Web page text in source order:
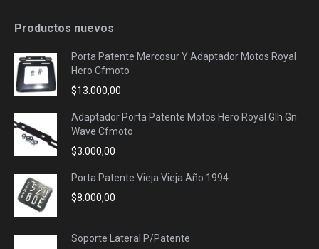
Productos nuevos
Porta Patente Mercosur Y Adaptador Motos Royal
Hero Cfmoto
$13.000,00
Adaptador Porta Patente Motos Hero Royal Glh Gn
Wave Cfmoto
$3.000,00
Porta Patente Vieja Vieja Año 1994
$8.000,00
Soporte Lateral P/Patente